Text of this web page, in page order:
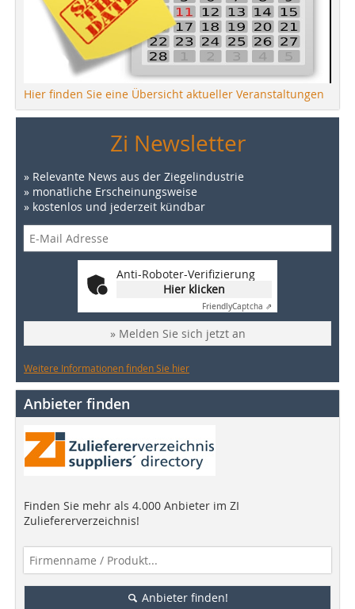
Hier finden Sie eine Übersicht aktueller Veranstaltungen
Zi Newsletter
» Relevante News aus der Ziegelindustrie
» monatliche Erscheinungsweise
» kostenlos und jederzeit kündbar
Anti-Roboter-Verifizierung
Hier klicken
FriendlyCaptcha ⇗
» Melden Sie sich jetzt an
Weitere Informationen finden Sie hier
Anbieter finden
Finden Sie mehr als 4.000 Anbieter im ZI
Zuliefererverzeichnis!
Anbieter finden!